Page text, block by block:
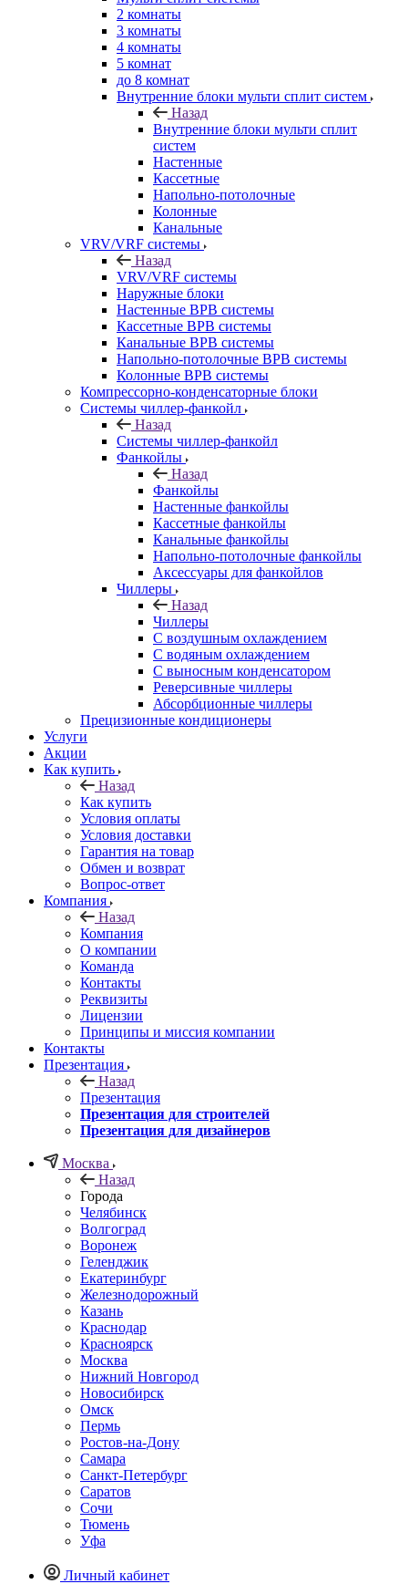
2 комнаты
3 комнаты
4 комнаты
5 комнат
до 8 комнат
Внутренние блоки мульти сплит систем
Назад
Внутренние блоки мульти сплит
систем
Настенные
Кассетные
Напольно-потолочные
Колонные
Канальные
VRV/VRF системы
Назад
VRV/VRF системы
Наружные блоки
Настенные ВРВ системы
Кассетные ВРВ системы
Канальные ВРВ системы
Напольно-потолочные ВРВ системы
Колонные ВРВ системы
Компрессорно-конденсаторные блоки
Системы чиллер-фанкойл
Назад
Системы чиллер-фанкойл
Фанкойлы
Назад
Фанкойлы
Настенные фанкойлы
Кассетные фанкойлы
Канальные фанкойлы
Напольно-потолочные фанкойлы
Аксессуары для фанкойлов
Чиллеры
Назад
Чиллеры
С воздушным охлаждением
С водяным охлаждением
С выносным конденсатором
Реверсивные чиллеры
Абсорбционные чиллеры
Прецизионные кондиционеры
Услуги
Акции
Как купить
Назад
Как купить
Условия оплаты
Условия доставки
Гарантия на товар
Обмен и возврат
Вопрос-ответ
Компания
Назад
Компания
О компании
Команда
Контакты
Реквизиты
Лицензии
Принципы и миссия компании
Контакты
Презентация
Назад
Презентация
Презентация для строителей
Презентация для дизайнеров
Москва
Назад
Города
Челябинск
Волгоград
Воронеж
Геленджик
Екатеринбург
Железнодорожный
Казань
Краснодар
Красноярск
Москва
Нижний Новгород
Новосибирск
Омск
Пермь
Ростов-на-Дону
Самара
Санкт-Петербург
Саратов
Сочи
Тюмень
Уфа
Личный кабинет